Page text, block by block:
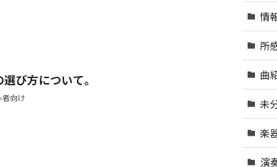
び方について。
向け
情
所
曲
未
楽
演